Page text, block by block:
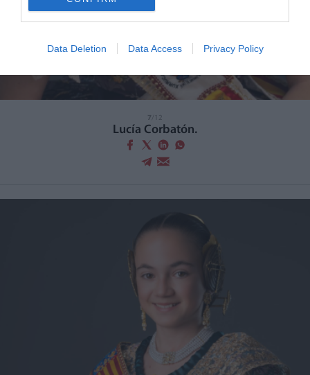
Data Deletion Data Access Privacy Policy
7 /12
Lucía Corbatón.